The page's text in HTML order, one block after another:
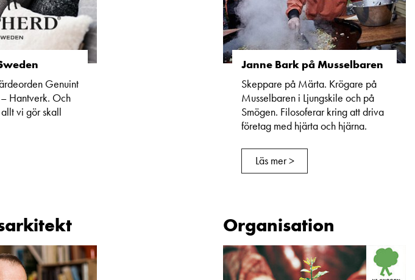
Genuint
Hantverk. Och
vi gör skall
Janne Bark på Musselbaren
Skeppare på Märta. Krögare på
Musselbaren i Ljungskile och på
Smögen. Filosoferar kring att driva
företag med hjärta och hjärna.
Läs mer >
Organisation